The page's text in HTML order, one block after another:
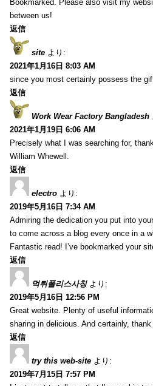
Bookmarked. Please also visit my
between us!
返信
site より:
2021年1月16日 8:03 AM
since you most certainly possess the
返信
Work Wear Factory Bangladesh
2021年1月19日 6:06 AM
Precisely what I was searching for,
William Whewell.
返信
electro より:
2019年5月16日 7:34 AM
Admiring the dedication you put into
to come across a blog every once in a
Fantastic read! I’ve bookmarked your
返信
먹튀폴리스사칭 より:
2019年5月16日 12:56 PM
Great website. Plenty of useful
sharing in delicious. And certainly,
返信
try this web-site より:
2019年7月15日 7:57 PM